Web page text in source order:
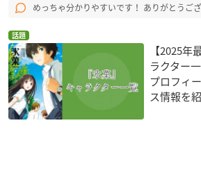
めっちゃ分かりやすいです！ ありがとうご
話題
【2025
ラクター
プロフィ
ス情報を